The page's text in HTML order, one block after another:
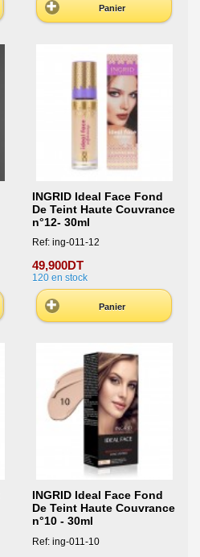
Panier
INGRID Ideal Face Fond
De Teint Haute Couvrance
n°12- 30ml
Ref: ing-011-12
49,900DT
120 en stock
Panier
INGRID Ideal Face Fond
De Teint Haute Couvrance
n°10 - 30ml
Ref: ing-011-10